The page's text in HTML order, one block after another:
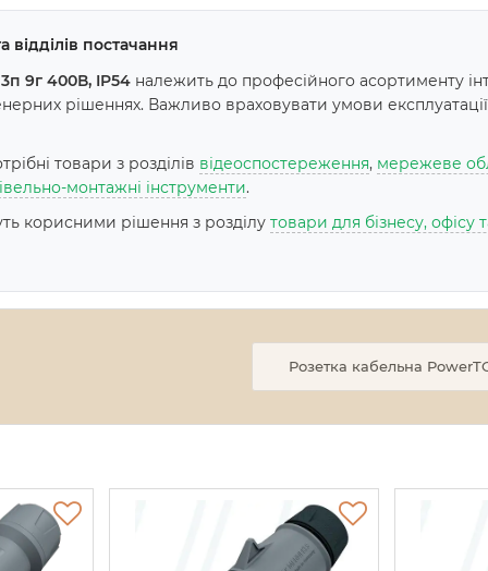
постачання
9г 400В, IP54 належить до професійного асортименту
рішеннях. Важливо враховувати умови
товари з розділів відеоспостереження, мережеве
монтажні інструменти.
корисними рішення з розділу товари для бізнесу,
Розетка кабельна